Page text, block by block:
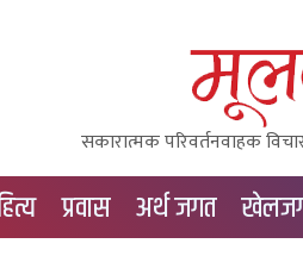
सकारात्मक परिवर्तनवाहक
प्रवास अर्थ जगत